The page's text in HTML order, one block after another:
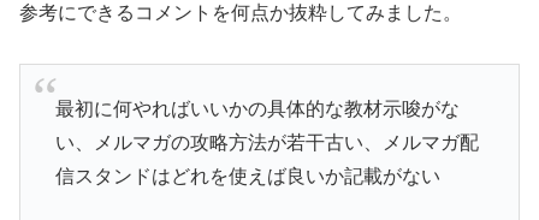
参考にできるコメントを何点か抜粋してみました。
最初に何やればいいかの具体的な教材示唆がな
い、メルマガの攻略方法が若干古い、メルマガ配
信スタンドはどれを使えば良いか記載がない